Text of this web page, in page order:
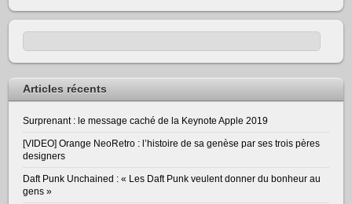
Articles récents
Surprenant : le message caché de la Keynote Apple 2019
[VIDEO] Orange NeoRetro : l’histoire de sa genèse par ses trois pères
designers
Daft Punk Unchained : « Les Daft Punk veulent donner du bonheur au
gens »